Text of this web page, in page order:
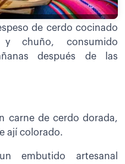
de cerdo cocinado
chuño, consumido
después de las
carne de cerdo dorada,
ají colorado.
embutido artesanal